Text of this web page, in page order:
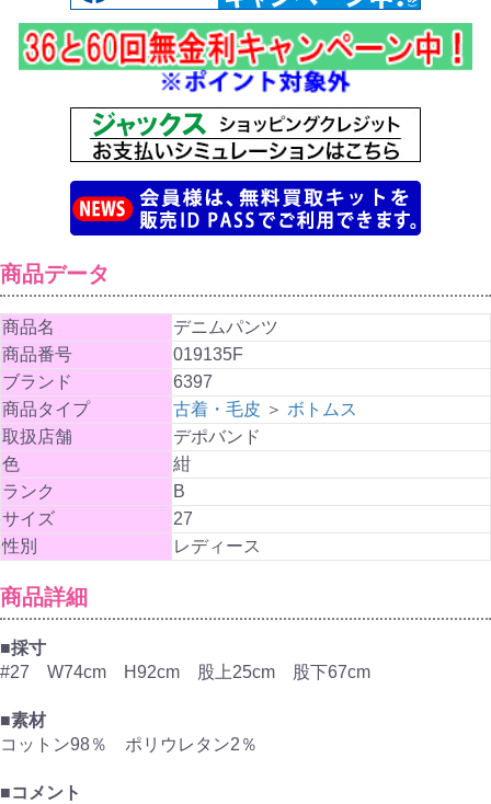
商品データ
商品名
デニムパンツ
商品番号
019135F
ブランド
6397
商品タイプ
古着・毛皮 ＞ ボトムス
取扱店舗
デポバンド
色
紺
ランク
B
サイズ
27
性別
レディース
商品詳細
■採寸
#27 W74cm H92cm 股上25cm 股下67cm
■素材
コットン98％ ポリウレタン2％
■コメント